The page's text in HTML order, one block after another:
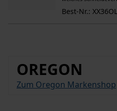
Best-Nr.:
OREGON
Zum Oregon Markenshop